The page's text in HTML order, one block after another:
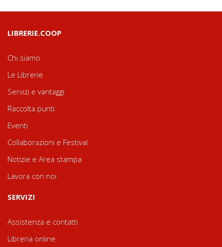
LIBRERIE.COOP
Chi siamo
Le Librerie
Servizi e vantaggi
Raccolta punti
Eventi
Collaborazioni e Festival
Notizie e Area stampa
Lavora con noi
SERVIZI
Assistenza e contatti
Libreria online